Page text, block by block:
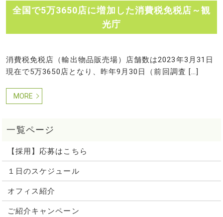
全国で5万3650店に増加した消費税免税店～観
光庁
消費税免税店（輸出物品販売場）店舗数は2023年3月31日
現在で5万3650店となり、昨年9月30日（前回調査 […]
MORE
【採用】応募はこちら
１日のスケジュール
オフィス紹介
ご紹介キャンペーン